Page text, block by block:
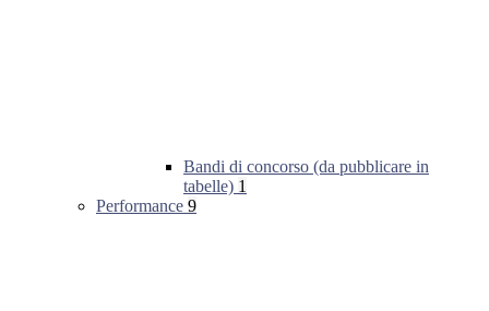
Bandi di concorso (da pubblicare in
tabelle) 1
Performance 9